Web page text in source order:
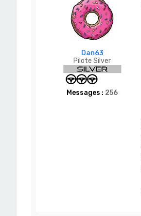
Dan63
Pilote Silver
Messages : 256